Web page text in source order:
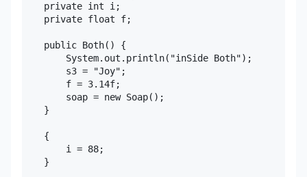
    private int i;
    private float f;
    public Both() {
        System.out.println("inSide Both");
        s3 = "Joy";
        f = 3.14f;
        soap = new Soap();
    }
    {
        i = 88;
    }